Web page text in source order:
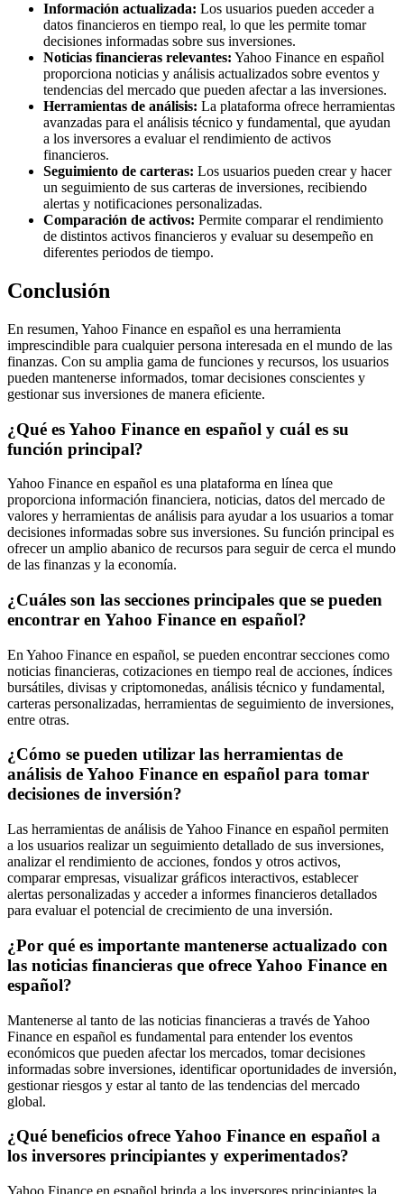
Información actualizada: Los usuarios pueden acceder a
datos financieros en tiempo real, lo que les permite tomar
decisiones informadas sobre sus inversiones.
Noticias financieras relevantes: Yahoo Finance en español
proporciona noticias y análisis actualizados sobre eventos y
tendencias del mercado que pueden afectar a las inversiones.
Herramientas de análisis: La plataforma ofrece herramientas
avanzadas para el análisis técnico y fundamental, que ayudan
a los inversores a evaluar el rendimiento de activos
financieros.
Seguimiento de carteras: Los usuarios pueden crear y hacer
un seguimiento de sus carteras de inversiones, recibiendo
alertas y notificaciones personalizadas.
Comparación de activos: Permite comparar el rendimiento
de distintos activos financieros y evaluar su desempeño en
diferentes periodos de tiempo.
Conclusión
En resumen, Yahoo Finance en español es una herramienta
imprescindible para cualquier persona interesada en el mundo de las
finanzas. Con su amplia gama de funciones y recursos, los usuarios
pueden mantenerse informados, tomar decisiones conscientes y
gestionar sus inversiones de manera eficiente.
¿Qué es Yahoo Finance en español y cuál es su
función principal?
Yahoo Finance en español es una plataforma en línea que
proporciona información financiera, noticias, datos del mercado de
valores y herramientas de análisis para ayudar a los usuarios a tomar
decisiones informadas sobre sus inversiones. Su función principal es
ofrecer un amplio abanico de recursos para seguir de cerca el mundo
de las finanzas y la economía.
¿Cuáles son las secciones principales que se pueden
encontrar en Yahoo Finance en español?
En Yahoo Finance en español, se pueden encontrar secciones como
noticias financieras, cotizaciones en tiempo real de acciones, índices
bursátiles, divisas y criptomonedas, análisis técnico y fundamental,
carteras personalizadas, herramientas de seguimiento de inversiones,
entre otras.
¿Cómo se pueden utilizar las herramientas de
análisis de Yahoo Finance en español para tomar
decisiones de inversión?
Las herramientas de análisis de Yahoo Finance en español permiten
a los usuarios realizar un seguimiento detallado de sus inversiones,
analizar el rendimiento de acciones, fondos y otros activos,
comparar empresas, visualizar gráficos interactivos, establecer
alertas personalizadas y acceder a informes financieros detallados
para evaluar el potencial de crecimiento de una inversión.
¿Por qué es importante mantenerse actualizado con
las noticias financieras que ofrece Yahoo Finance en
español?
Mantenerse al tanto de las noticias financieras a través de Yahoo
Finance en español es fundamental para entender los eventos
económicos que pueden afectar los mercados, tomar decisiones
informadas sobre inversiones, identificar oportunidades de inversión,
gestionar riesgos y estar al tanto de las tendencias del mercado
global.
¿Qué beneficios ofrece Yahoo Finance en español a
los inversores principiantes y experimentados?
Yahoo Finance en español brinda a los inversores principiantes la